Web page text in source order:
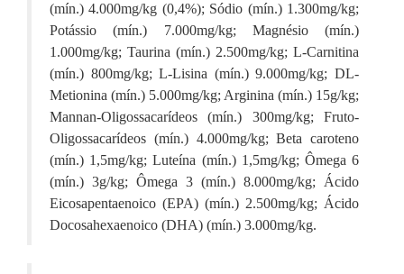
(mín.) 4.000mg/kg (0,4%); Sódio (mín.) 1.300mg/kg;
Potássio (mín.) 7.000mg/kg; Magnésio (mín.)
1.000mg/kg; Taurina (mín.) 2.500mg/kg; L-Carnitina
(mín.) 800mg/kg; L-Lisina (mín.) 9.000mg/kg; DL-
Metionina (mín.) 5.000mg/kg; Arginina (mín.) 15g/kg;
Mannan-Oligossacarídeos (mín.) 300mg/kg; Fruto-
Oligossacarídeos (mín.) 4.000mg/kg; Beta caroteno
(mín.) 1,5mg/kg; Luteína (mín.) 1,5mg/kg; Ômega 6
(mín.) 3g/kg; Ômega 3 (mín.) 8.000mg/kg; Ácido
Eicosapentaenoico (EPA) (mín.) 2.500mg/kg; Ácido
Docosahexaenoico (DHA) (mín.) 3.000mg/kg.